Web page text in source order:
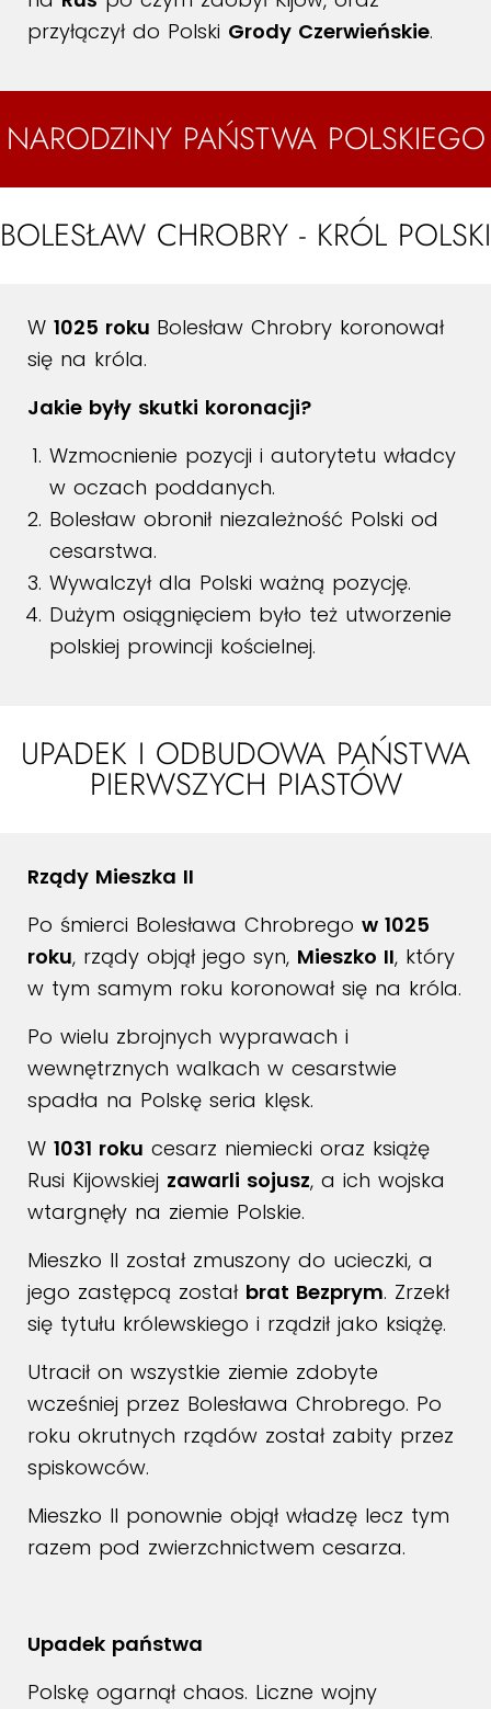
przyłączył do Polski Grody Czerwieńskie.
NARODZINY PAŃSTWA POLSKIEGO
BOLESŁAW CHROBRY - KRÓL POLSKI
W 1025 roku Bolesław Chrobry koronował
się na króla.
Jakie były skutki koronacji?
Wzmocnienie pozycji i autorytetu władcy
w oczach poddanych.
Bolesław obronił niezależność Polski od
cesarstwa.
Wywalczył dla Polski ważną pozycję.
Dużym osiągnięciem było też utworzenie
polskiej prowincji kościelnej.
UPADEK I ODBUDOWA PAŃSTWA
PIERWSZYCH PIASTÓW
Rządy Mieszka II
Po śmierci Bolesława Chrobrego w 1025
roku, rządy objął jego syn, Mieszko II, który
w tym samym roku koronował się na króla.
Po wielu zbrojnych wyprawach i
wewnętrznych walkach w cesarstwie
spadła na Polskę seria klęsk.
W 1031 roku cesarz niemiecki oraz książę
Rusi Kijowskiej zawarli sojusz, a ich wojska
wtargnęły na ziemie Polskie.
Mieszko II został zmuszony do ucieczki, a
jego zastępcą został brat Bezprym. Zrzekł
się tytułu królewskiego i rządził jako książę.
Utracił on wszystkie ziemie zdobyte
wcześniej przez Bolesława Chrobrego. Po
roku okrutnych rządów został zabity przez
spiskowców.
Mieszko II ponownie objął władzę lecz tym
razem pod zwierzchnictwem cesarza.
Upadek państwa
Polskę ogarnął chaos. Liczne wojny